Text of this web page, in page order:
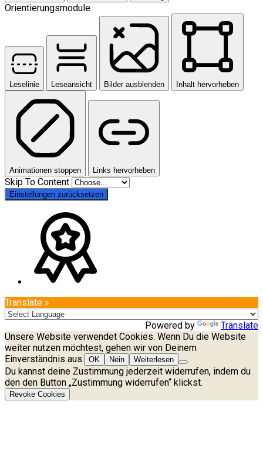
Orientierungsmodule
Leselinie Leseansicht Bilder ausblenden Inhalt hervorheben
Animationen stoppen Links hervorheben
Skip To Content
Einstellungen zurücksetzen
Translate »
Powered by
Translate
Unsere Website verwendet Cookies. Wenn Du die Website
weiter nutzen möchtest, gehen wir von Deinem
Einverständnis aus. OK Nein Weiterlesen
Du kannst deine Zustimmung jederzeit widerrufen, indem du
den den Button „Zustimmung widerrufen“ klickst.
Revoke Cookies